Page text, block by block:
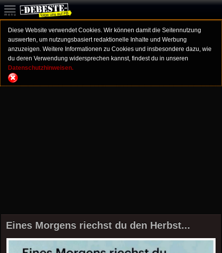
Diese Website verwendet Cookies. Wir können damit die Seitennutzung
auswerten, um nutzungsbasiert redaktionelle Inhalte und Werbung
anzuzeigen. Weitere Informationen zu Cookies und insbesondere dazu, wie
du deren Verwendung widersprechen kannst, findest du in unseren
Datenschutzhinweisen.
Eines Morgens riechst du den Herbst...